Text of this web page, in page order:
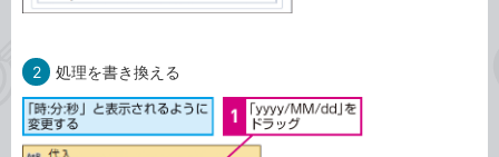
2 処理を書き換える